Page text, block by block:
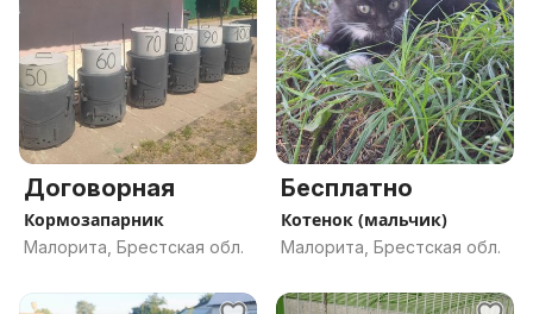
Договорная
Кормозапарник
Малорита, Брестская обл.
Бесплатно
Котенок (мальчик)
Малорита, Брестская обл.